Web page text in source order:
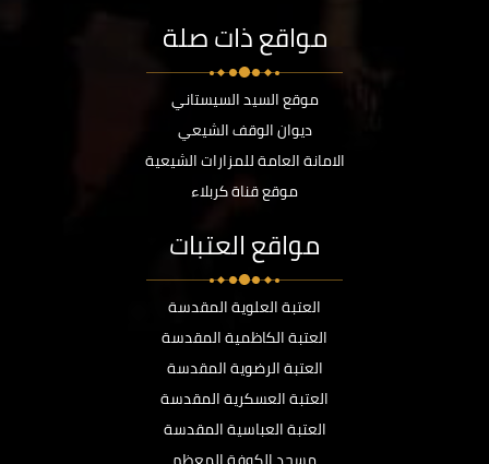
مواقع ذات صلة
موقع السيد السيستاني
ديوان الوقف الشيعي
الامانة العامة للمزارات الشيعية
موقع قناة كربلاء
مواقع العتبات
العتبة العلوية المقدسة
العتبة الكاظمية المقدسة
العتبة الرضوية المقدسة
العتبة العسكرية المقدسة
العتبة العباسية المقدسة